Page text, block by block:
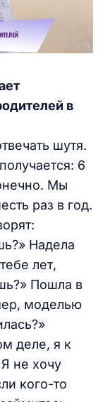
в
шутя.
6
Мы
раз в год.
Надела
лет,
Пошла в
моделью
деле, я к
не хочу
кого-то